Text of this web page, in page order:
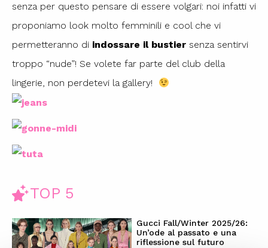
senza per questo pensare di essere volgari: noi infatti vi
proponiamo look molto femminili e cool che vi
permetteranno di indossare il bustier senza sentirvi
troppo “nude”! Se volete far parte del club della
lingerie, non perdetevi la gallery!
TOP 5
Gucci Fall/Winter 2025/26:
Un’ode al passato e una
riflessione sul futuro